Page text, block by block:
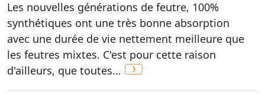
Les nouvelles générations de feutre, 100%
synthétiques ont une très bonne absorption
avec une durée de vie nettement meilleure que
les feutres mixtes. C'est pour cette raison
d'ailleurs, que toutes…